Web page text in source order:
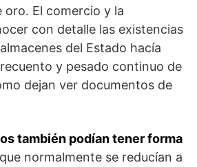
oro. El comercio y la
con detalle las existencias
del Estado hacía
y pesado continuo de
dejan ver documentos de
también podían tener forma
normalmente se reducían a